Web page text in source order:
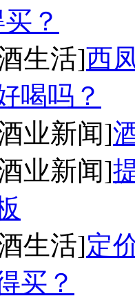
？
生活]西
喝吗？
业新闻]
业新闻]
生活]定
买？